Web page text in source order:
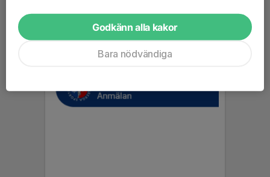
Godkänn alla kakor
Bara nödvändiga